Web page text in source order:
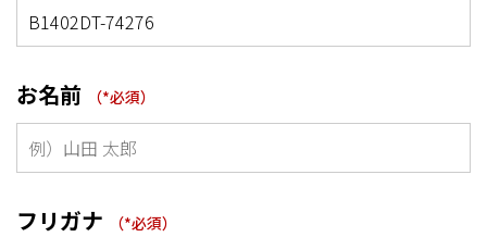
お名前
フリガナ